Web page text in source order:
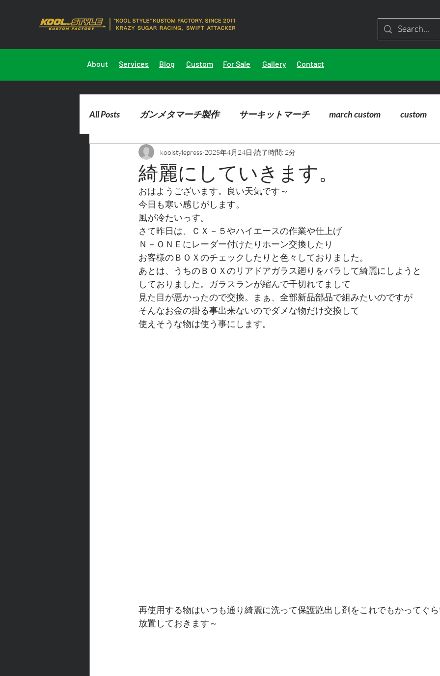
About Services Blog Custom For Sale Gallery Contact
All Posts ガンメタマーチ製作 サーキットマーチ march custom custom
2023marchdemocar製作
綺麗にしていきます。
koolstylepress 2025年4月24日 読了時間: 2分
おはようございます。良い天気です～
今日も寒い感じがします。
風が冷たいっす。
さて昨日は、ＣＸ－５やハイエースの作業や仕上げ
Ｎ－ＯＮＥにレーダー付けたりホーン交換したり
お客様のＢＯＸのチェックしたりと色々しておりました。
あとは、うちのＢＯＸのリアドアガラス廻りをバラして綺麗にしようと
しておりました。ガラスランが縮んで千切れてまして
見た目が悪かったので交換。まぁ、全部新品部品で組みたいのですが
そんなお金の掛る事出来ないのでダメな物だけ交換して
使えそうな物は使う事にします。
再使用する物はいつも通り綺麗に洗って保護艶出し剤をこれでもかってぐ
放置しておきます～